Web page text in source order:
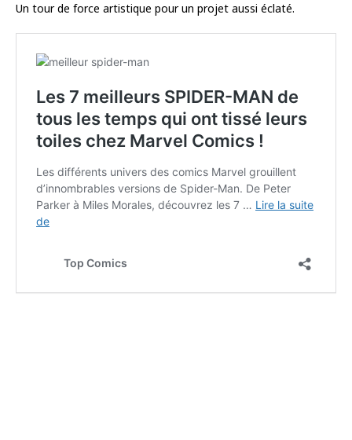
Un tour de force artistique pour un projet aussi éclaté.